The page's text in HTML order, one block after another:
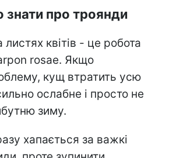
про троянди
листях квітів - це робота
rosae. Якщо
кущ втратить усю
ослабне і просто не
зиму.
хапається за важкі